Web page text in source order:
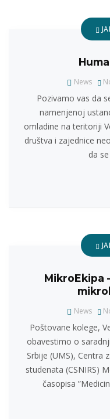
News
Pozivamo vas da
namenjenoj
omladine na teritoriji
društva i zajednice
da
MikroEkipa
News
Poštovane kolege,
obavestimo o
Srbije (UMS), Centra
studenata (CSNIRS)
časopisa